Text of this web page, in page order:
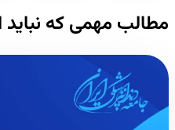
مطالب مهمی که